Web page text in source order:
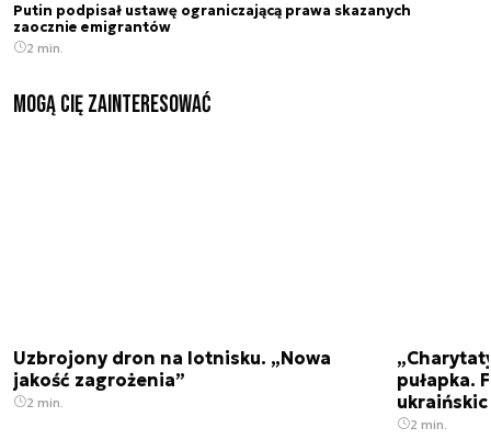
Putin podpisał ustawę ograniczającą prawa skazanych
zaocznie emigrantów
2 min.
Mogą Cię zainteresować
Uzbrojony dron na lotnisku. „Nowa
jakość zagrożenia”
2 min.
pułapka.
2 min.